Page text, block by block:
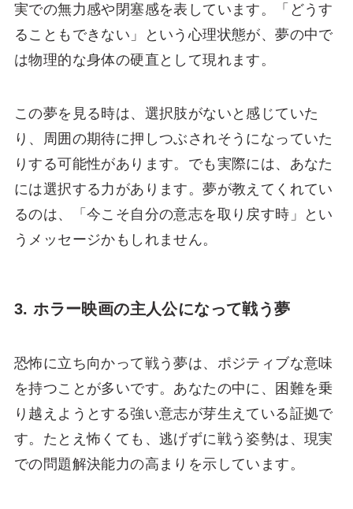
実での無力感や閉塞感を表しています。「どうす
ることもできない」という心理状態が、夢の中で
は物理的な身体の硬直として現れます。
この夢を見る時は、選択肢がないと感じていた
り、周囲の期待に押しつぶされそうになっていた
りする可能性があります。でも実際には、あなた
には選択する力があります。夢が教えてくれてい
るのは、「今こそ自分の意志を取り戻す時」とい
うメッセージかもしれません。
3. ホラー映画の主人公になって戦う夢
恐怖に立ち向かって戦う夢は、ポジティブな意味
を持つことが多いです。あなたの中に、困難を乗
り越えようとする強い意志が芽生えている証拠で
す。たとえ怖くても、逃げずに戦う姿勢は、現実
での問題解決能力の高まりを示しています。